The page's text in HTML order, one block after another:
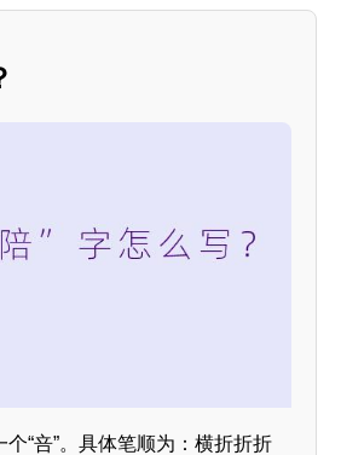
个“咅”。具体笔顺为：横折折折